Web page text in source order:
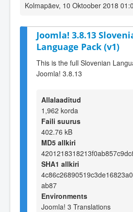
Kolmapäev, 10 Oktoober 2018
Joomla! 3.8.13
Language Pack (v1)
This is the full Slovenian
Joomla! 3.8.13
Allalaaditud
1,962 korda
Faili suurus
402.76 kB
MD5 allkiri
SHA1 allkiri
ab87
Environments
Joomla! 3 Translations